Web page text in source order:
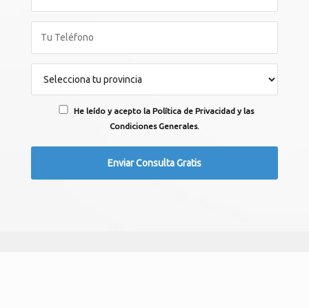
He leído y acepto la Política de Privacidad y las
Condiciones Generales.